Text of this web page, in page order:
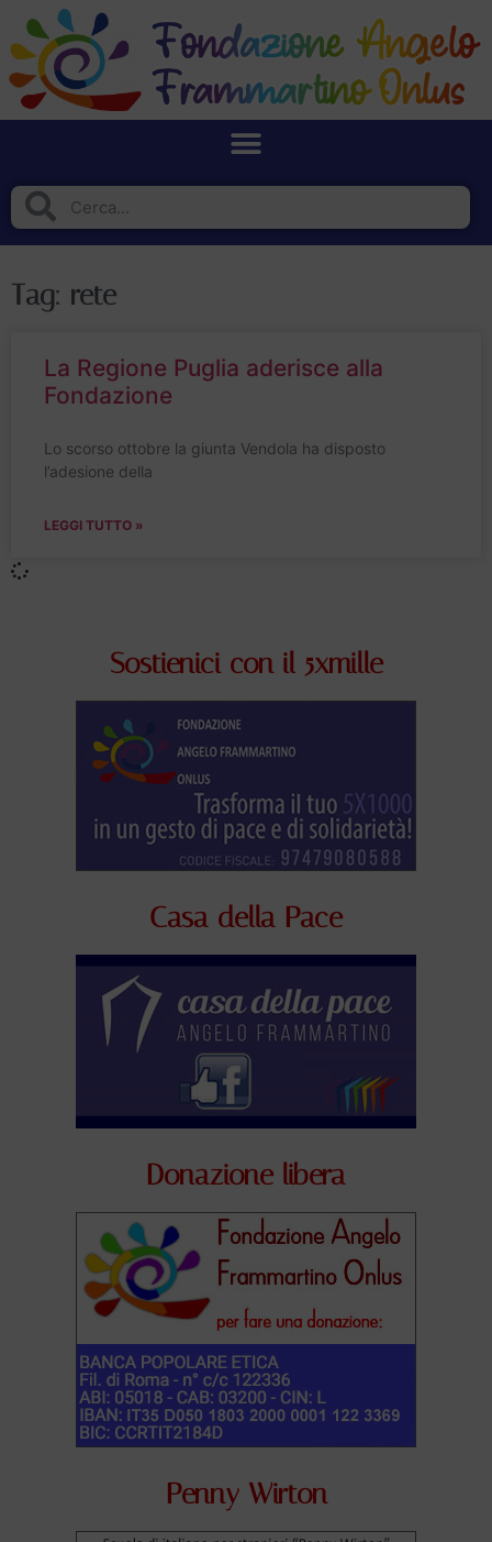
Tag: rete
La Regione Puglia aderisce alla
Fondazione
Lo scorso ottobre la giunta Vendola ha disposto
l’adesione della
LEGGI TUTTO »
Sostienici con il 5xmille
Casa della Pace
Donazione libera
Penny Wirton